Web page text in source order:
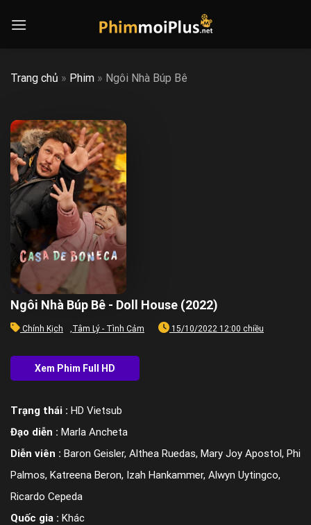
Trang chủ » Phim » Ngôi Nhà Búp Bê
Ngôi Nhà Búp Bê - Doll House (2022)
Chính Kịch ,Tâm Lý - Tình Cảm 15/10/2022 12:00 chiều
Trạng thái : HD Vietsub
Đạo diễn : Marla Ancheta
Diễn viên : Baron Geisler, Althea Ruedas, Mary Joy Apostol, Phi
Palmos, Katreena Beron, Izah Hankammer, Alwyn Uytingco,
Ricardo Cepeda
Quốc gia : Khác